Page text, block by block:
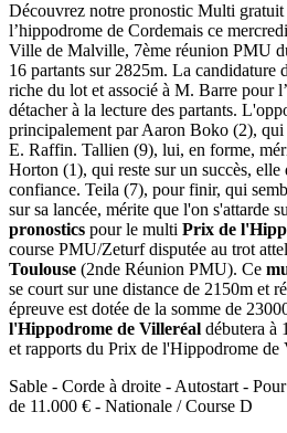
Découvrez notre pronostic Multi gratuit
l’hippodrome de Cordemais ce
Ville de Malville, 7ème réunion PMU
16 partants sur 2825m. La
riche du lot et associé à M. Barre pour
détacher à la lecture des partants.
principalement par Aaron Boko (2),
E. Raffin. Tallien (9), lui, en forme,
Horton (1), qui reste sur un succès, elle
confiance. Teila (7), pour finir, qui
sur sa lancée, mérite que l'on s'attarde
pronostics pour le multi Prix de
course PMU/Zeturf disputée au trot
Toulouse (2nde Réunion PMU). Ce
se court sur une distance de 2150m et
épreuve est dotée de la somme de
l'Hippodrome de Villeréal débutera à
et rapports du Prix de l'Hippodrome de
Sable - Corde à droite - Autostart -
de 11.000 € - Nationale / Course D